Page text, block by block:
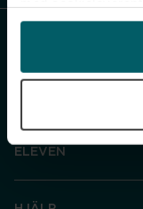
och gå vidare”
under
cookies. Du kan
ELEVEN